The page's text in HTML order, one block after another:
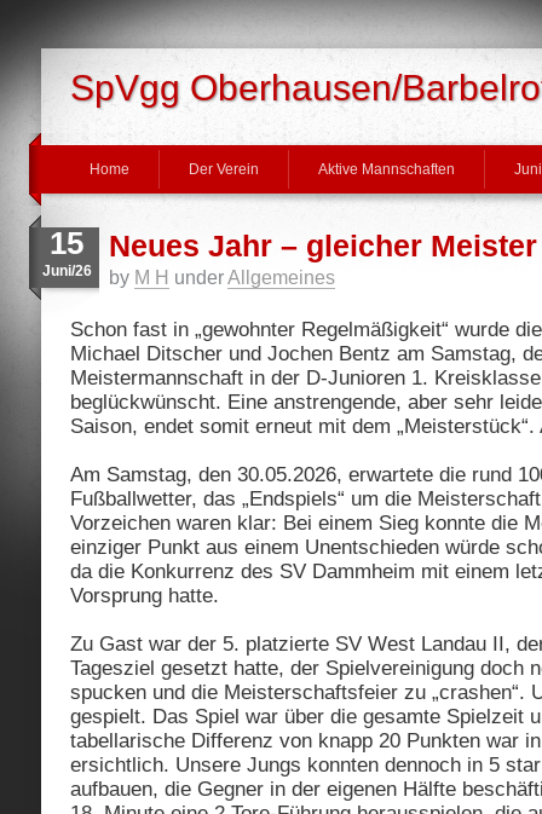
SpVgg Oberhausen/
Home Der Verein Aktive Mannschaften
15
Juni/26
Neues Jahr – gleicher Meister
by M H underAllgemeines
Schon fast in „gewohnter Regelmäßigkeit“ wurde
Michael Ditscher und Jochen Bentz am Samstag,
Meistermannschaft in der D-Junioren 1.
beglückwünscht. Eine anstrengende, aber sehr
Saison, endet somit erneut mit dem
Am Samstag, den 30.05.2026, erwartete die rund
Fußballwetter, das „Endspiels“ um die
Vorzeichen waren klar: Bei einem Sieg konnte die
einziger Punkt aus einem Unentschieden würde
da die Konkurrenz des SV Dammheim mit einem
Vorsprung hatte.
Zu Gast war der 5. platzierte SV West Landau II,
Tagesziel gesetzt hatte, der Spielvereinigung doch
spucken und die Meisterschaftsfeier zu „crashen“.
gespielt. Das Spiel war über die gesamte Spielzeit
tabellarische Differenz von knapp 20 Punkten war
ersichtlich. Unsere Jungs konnten dennoch in 5
aufbauen, die Gegner in der eigenen Hälfte